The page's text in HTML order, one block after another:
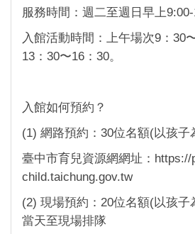
服務時間：週二至週日早上
入館活動時間：上午場次9：30
13：30〜16：30。
入館如何預約？
(1) 網路預約：30位名額(以孩子
臺中市育兒資源網網址：https://
child.taichung.gov.tw
(2) 現場預約：20位名額(以孩子
當天至現場排隊